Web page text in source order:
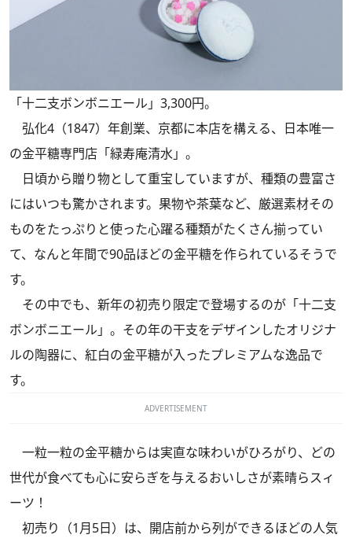
「十二支ボンボニエール」3,300円。
弘化4（1847）年創業、京都に本店を構える、日本唯一
の金平糖専門店「緑寿庵清水」。
日頃から贈り物として重宝していますが、種類の豊富さ
にはいつも驚かされます。果物や茶葉など、厳選素材その
ものをたっぷりと使った心躍る種類がたくさん揃ってい
て、なんと年間で90品ほどの金平糖を作られているそうで
す。
その中でも、新年の初売り限定で登場するのが「十二支
ボンボニエール」。その年の干支をデザインしたオリジナ
ルの陶器に、紅白の金平糖が入ったプレミアムな逸品で
す。
ADVERTISEMENT
一粒一粒の金平糖からは実直な味わいがひろがり、どの
世代が食べても心に安らぎを与えるおいしさが素晴らスィ
ーツ！
初売り（1月5日）は、開店前から列ができるほどの人気